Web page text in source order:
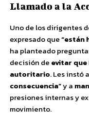
Llamado a la
Uno de los dirigentes
expresado que“están
ha planteado
decisión de evitar que
autoritario. Les instó a
consecuencia”y a
presiones internas y
movimiento.